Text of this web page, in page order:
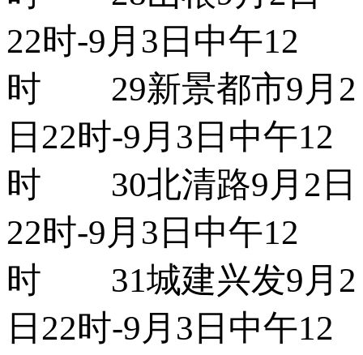
22时-9月3日中午12
时 29新景都市9月2
日22时-9月3日中午12
时 30北清路9月2日
22时-9月3日中午12
时 31城建兴发9月2
日22时-9月3日中午12